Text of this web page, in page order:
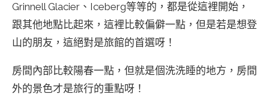
Grinnell Glacier、Iceberg等等的，都是從這裡開始，
跟其他地點比起來，這裡比較偏僻一點，但是若是想登
山的朋友，這絕對是旅館的首選呀！
房間內部比較陽春一點，但就是個洗洗睡的地方，房間
外的景色才是旅行的重點呀！